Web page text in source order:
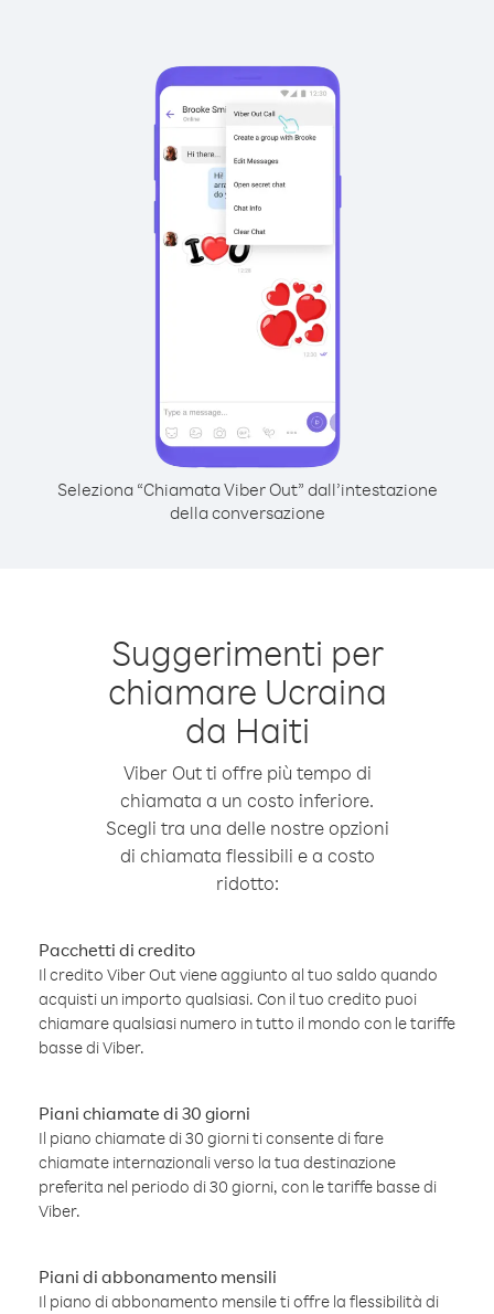
Seleziona “Chiamata Viber Out” dall’intestazione
della conversazione
Suggerimenti per
chiamare Ucraina
da Haiti
Viber Out ti offre più tempo di
chiamata a un costo inferiore.
Scegli tra una delle nostre opzioni
di chiamata flessibili e a costo
ridotto:
Pacchetti di credito
Il credito Viber Out viene aggiunto al tuo saldo quando
acquisti un importo qualsiasi. Con il tuo credito puoi
chiamare qualsiasi numero in tutto il mondo con le tariffe
basse di Viber.
Piani chiamate di 30 giorni
Il piano chiamate di 30 giorni ti consente di fare
chiamate internazionali verso la tua destinazione
preferita nel periodo di 30 giorni, con le tariffe basse di
Viber.
Piani di abbonamento mensili
Il piano di abbonamento mensile ti offre la flessibilità di